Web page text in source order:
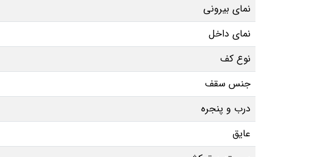
نمای بیرونی
نمای داخل
نوع کف
جنس سقف
درب و پنجره
عایق